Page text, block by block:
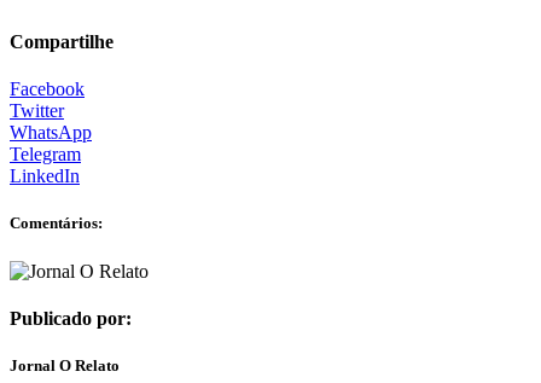
Compartilhe
Facebook
Twitter
WhatsApp
Telegram
LinkedIn
Comentários:
Publicado por:
Jornal O Relato